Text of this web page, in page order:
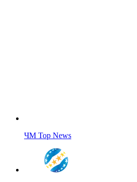
ЧМ Top News